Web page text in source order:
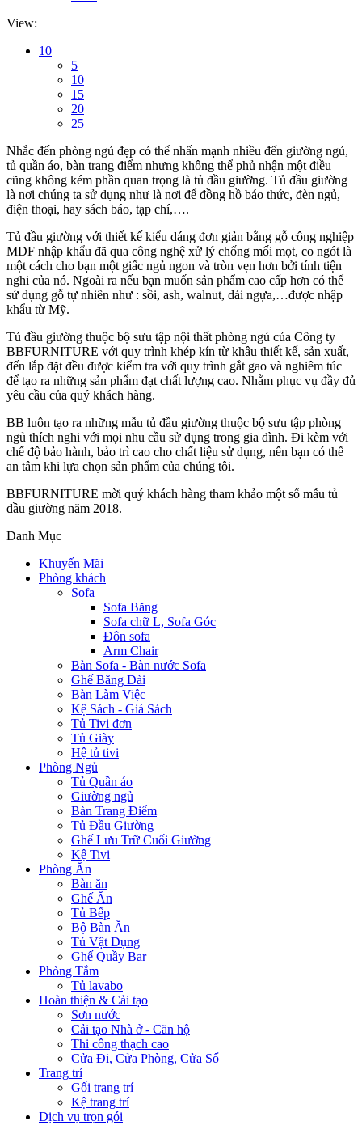
View:
10
5
10
15
20
25
Nhắc đến phòng ngủ đẹp có thể nhấn mạnh nhiều đến giường ngủ,
tủ quần áo, bàn trang điểm nhưng không thể phủ nhận một điều
cũng không kém phần quan trọng là tủ đầu giường. Tủ đầu giường
là nơi chúng ta sử dụng như là nơi để đồng hồ báo thức, đèn ngủ,
điện thoại, hay sách báo, tạp chí,….
Tủ đầu giường với thiết kế kiểu dáng đơn giản bằng gỗ công nghiệp
MDF nhập khẩu đã qua công nghệ xử lý chống mối mọt, co ngót là
một cách cho bạn một giấc ngủ ngon và tròn vẹn hơn bởi tính tiện
nghi của nó. Ngoài ra nếu bạn muốn sản phẩm cao cấp hơn có thể
sử dụng gỗ tự nhiên như : sồi, ash, walnut, dái ngựa,…được nhập
khẩu từ Mỹ.
Tủ đầu giường thuộc bộ sưu tập nội thất phòng ngủ của Công ty
BBFURNITURE với quy trình khép kín từ khâu thiết kế, sản xuất,
đến lắp đặt đều được kiểm tra với quy trình gắt gao và nghiêm túc
để tạo ra những sản phẩm đạt chất lượng cao. Nhằm phục vụ đầy đủ
yêu cầu của quý khách hàng.
BB luôn tạo ra những mẫu tủ đầu giường thuộc bộ sưu tập phòng
ngủ thích nghi với mọi nhu cầu sử dụng trong gia đình. Đi kèm với
chế độ bảo hành, bảo trì cao cho chất liệu sử dụng, nên bạn có thể
an tâm khi lựa chọn sản phẩm của chúng tôi.
BBFURNITURE mời quý khách hàng tham khảo một số mẫu tủ
đầu giường năm 2018.
Danh Mục
Khuyến Mãi
Phòng khách
Sofa
Sofa Băng
Sofa chữ L, Sofa Góc
Đôn sofa
Arm Chair
Bàn Sofa - Bàn nước Sofa
Ghế Băng Dài
Bàn Làm Việc
Kệ Sách - Giá Sách
Tủ Tivi đơn
Tủ Giày
Hệ tủ tivi
Phòng Ngủ
Tủ Quần áo
Giường ngủ
Bàn Trang Điểm
Tủ Đầu Giường
Ghế Lưu Trữ Cuối Giường
Kệ Tivi
Phòng Ăn
Bàn ăn
Ghế Ăn
Tủ Bếp
Bộ Bàn Ăn
Tủ Vật Dụng
Ghế Quầy Bar
Phòng Tắm
Tủ lavabo
Hoàn thiện & Cải tạo
Sơn nước
Cải tạo Nhà ở - Căn hộ
Thi công thạch cao
Cửa Đi, Cửa Phòng, Cửa Sổ
Trang trí
Gối trang trí
Kệ trang trí
Dịch vụ trọn gói